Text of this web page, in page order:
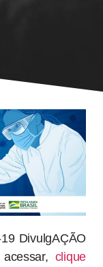
DivulgAÇÃO
clique